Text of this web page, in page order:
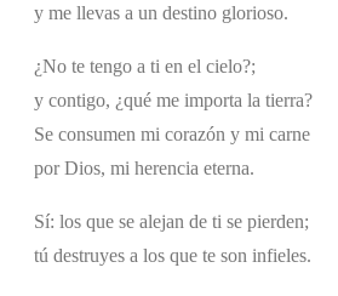
y me llevas a un destino glorioso.
¿No te tengo a ti en el cielo?;
y contigo, ¿qué me importa la tierra?
Se consumen mi corazón y mi carne
por Dios, mi herencia eterna.
Sí: los que se alejan de ti se pierden;
tú destruyes a los que te son infieles.